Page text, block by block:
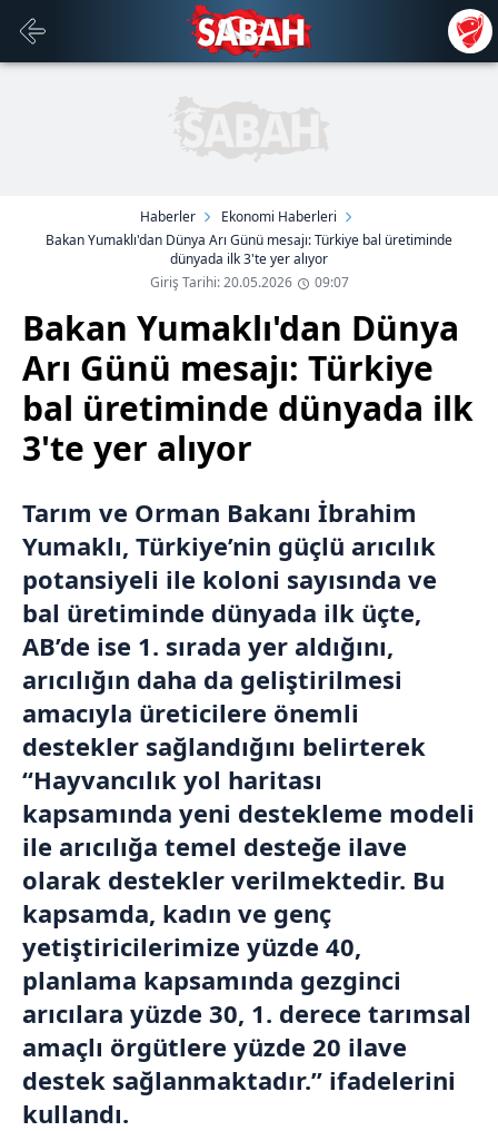
Haberler
Ekonomi Haberleri
Bakan Yumaklı'dan Dünya Arı Günü mesajı: Türkiye bal üretiminde
dünyada ilk 3'te yer alıyor
Giriş Tarihi: 20.05.2026
09:07
Bakan Yumaklı'dan Dünya
Arı Günü mesajı: Türkiye
bal üretiminde dünyada ilk
3'te yer alıyor
Tarım ve Orman Bakanı İbrahim
Yumaklı, Türkiye’nin güçlü arıcılık
potansiyeli ile koloni sayısında ve
bal üretiminde dünyada ilk üçte,
AB’de ise 1. sırada yer aldığını,
arıcılığın daha da geliştirilmesi
amacıyla üreticilere önemli
destekler sağlandığını belirterek
“Hayvancılık yol haritası
kapsamında yeni destekleme modeli
ile arıcılığa temel desteğe ilave
olarak destekler verilmektedir. Bu
kapsamda, kadın ve genç
yetiştiricilerimize yüzde 40,
planlama kapsamında gezginci
arıcılara yüzde 30, 1. derece tarımsal
amaçlı örgütlere yüzde 20 ilave
destek sağlanmaktadır.” ifadelerini
kullandı.